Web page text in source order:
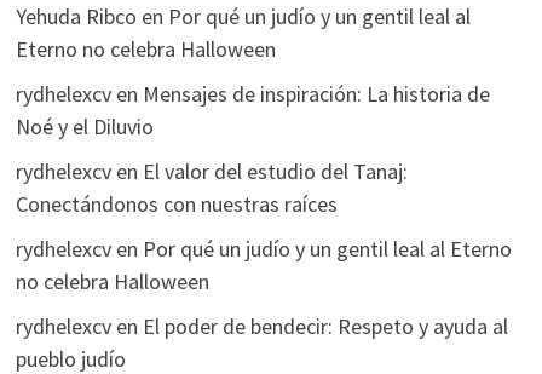
Yehuda Ribco en Por qué un judío y un gentil leal al
Eterno no celebra Halloween
rydhelexcven Mensajes de inspiración: La historia de
Noé y el Diluvio
rydhelexcven El valor del estudio del Tanaj:
Conectándonos con nuestras raíces
rydhelexcven Por qué un judío y un gentil leal al Eterno
no celebra Halloween
rydhelexcven El poder de bendecir: Respeto y ayuda al
pueblo judío